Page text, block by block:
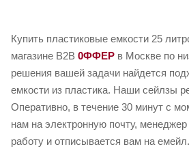
Купить пластиковые емкости 25
магазине B2B 0ФФЕР в Москве по
решения вашей задачи найдется
емкости из пластика. Наши сейлзы
Оперативно, в течение 30 минут с
нам на электронную почту, менеджер
работу и отписывается вам на